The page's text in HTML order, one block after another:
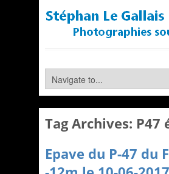
Tag Archives: P47
Epave du P-47 du